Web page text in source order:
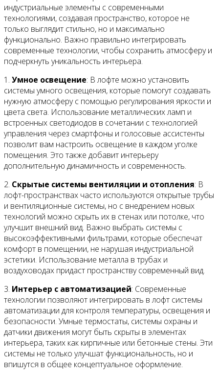
индустриальные элементы с современными
технологиями, создавая пространство, которое не
только выглядит стильно, но и максимально
функционально. Важно правильно интегрировать
современные технологии, чтобы сохранить атмосферу и
подчеркнуть уникальность интерьера.
1. Умное освещение: В лофте можно установить
системы умного освещения, которые помогут создавать
нужную атмосферу с помощью регулирования яркости и
цвета света. Использование металлических ламп и
встроенных светодиодов в сочетании с технологией
управления через смартфоны и голосовые ассистенты
позволит вам настроить освещение в каждом уголке
помещения. Это также добавит интерьеру
дополнительную динамичность и современность.
2. Скрытые системы вентиляции и отопления: В
лофт-пространствах часто используются открытые трубы
и вентиляционные системы, но с внедрением новых
технологий можно скрыть их в стенах или потолке, что
улучшит внешний вид. Важно выбрать системы с
высокоэффективными фильтрами, которые обеспечат
комфорт в помещении, не нарушая индустриальной
эстетики. Использование металла в трубах и
воздуховодах придаст пространству современный вид.
3. Интерьер с автоматизацией: Современные
технологии позволяют интегрировать в лофт системы
автоматизации для контроля температуры, освещения и
безопасности. Умные термостаты, системы охраны и
датчики движения могут быть скрыты в элементах
интерьера, таких как кирпичные или бетонные стены. Эти
системы не только улучшат функциональность, но и
впишутся в общее концептуальное оформление.